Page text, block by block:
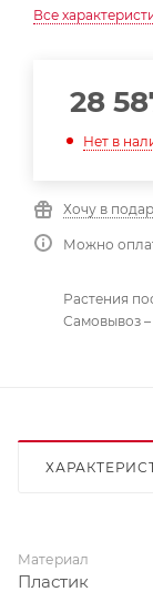
Все
28
Нет в
Хочу в
Можно
Растения
Самовывоз
Материал
Пластик